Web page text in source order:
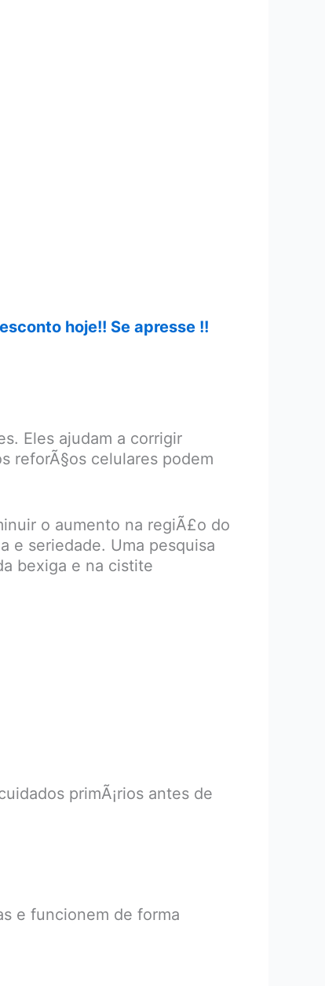
hoje!! Se apresse !!
Eles ajudam a corrigir
reforÃ§os celulares podem
o aumento na regiÃ£o do
e seriedade. Uma pesquisa
bexiga e na cistite
primÃ¡rios antes de
e funcionem de forma